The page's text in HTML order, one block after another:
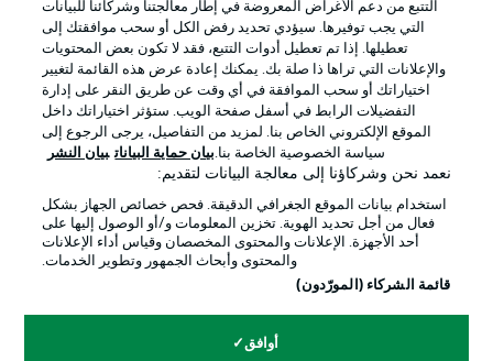
جهة النشر تواصل معنا
اللاعبون
© 2026 Bundesliga-Gruppe GmbH
التتبع من دعم الأغراض المعروضة في إطار معالجتنا وشركائنا للبيانات
التي يجب توفيرها. سيؤدي تحديد رفض الكل أو سحب موافقتك إلى
تعطيلها. إذا تم تعطيل أدوات التتبع، فقد لا تكون بعض المحتويات
والإعلانات التي تراها ذا صلة بك. يمكنك إعادة عرض هذه القائمة لتغيير
اختياراتك أو سحب الموافقة في أي وقت عن طريق النقر على إدارة
التفضيلات الرابط في أسفل صفحة الويب. ستؤثر اختياراتك داخل
الموقع الإلكتروني الخاص بنا. لمزيد من التفاصيل، يرجى الرجوع إلى
سياسة الخصوصية الخاصة بنا.بيان حماية البيانات بيان النشر
نعمد نحن وشركاؤنا إلى معالجة البيانات لتقديم:
استخدام بيانات الموقع الجغرافي الدقيقة. فحص خصائص الجهاز بشكل
فعال من أجل تحديد الهوية. تخزين المعلومات و/أو الوصول إليها على
أحد الأجهزة. الإعلانات والمحتوى المخصصان وقياس أداء الإعلانات
والمحتوى وأبحاث الجمهور وتطوير الخدمات.
قائمة الشركاء (المورّدون)
أوافق